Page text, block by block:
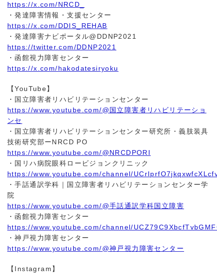
https://x.com/NRCD_
・発達障害情報・支援センター
https://x.com/DDIS_REHAB
・発達障害ナビポータル@DDNP2021
https://twitter.com/DDNP2021
・函館視力障害センター
https://x.com/hakodatesiryoku
【YouTube】
・国立障害者リハビリテーションセンター
https://www.youtube.com/@国立障害者リハビリテーショ
ンセ
・国立障害者リハビリテーションセンター研究所・義肢装具
技術研究部ーNRCD PO
https://www.youtube.com/@NRCDPORI
・国リハ病院眼科ロービジョンクリニック
https://www.youtube.com/channel/
・手話通訳学科｜国立障害者リハビリテーションセンター学
院
https://www.youtube.com/@手話通訳学科国立障害
・函館視力障害センター
https://www.youtube.com/channel/
・神戸視力障害センター
https://www.youtube.com/@神戸視力障害センター
【Instagram】